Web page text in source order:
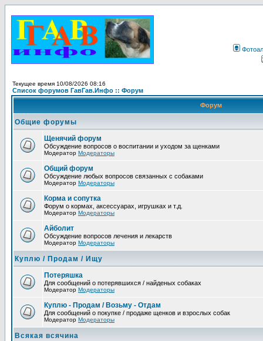
Текущее время 10/08/2026 08:16
Список форумов ГавГав.Инфо :: Форум
Форум
Общие форумы
Щенячий форум
Обсуждение вопросов о воспитании и уходом за щенками
Модератор Модераторы
Общий форум
Обсуждение любых вопросов связанных с собаками
Модератор Модераторы
Корма и сопутка
Форум о кормах, аксессуарах, игрушках и т.д.
Модератор Модераторы
Айболит
Обсуждение вопросов лечения и лекарств
Модератор Модераторы
Куплю / Продам / Ищу
Потеряшка
Для сообщений о потерявшихся / найденых собаках
Модератор Модераторы
Куплю - Продам / Возьму - Отдам
Для сообщений о покупке / продаже щенков и взрослых собак
Модератор Модераторы
Всякая всячина